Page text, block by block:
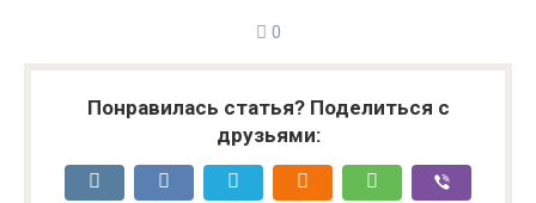
0
Понравилась статья? Поделиться с
друзьями: